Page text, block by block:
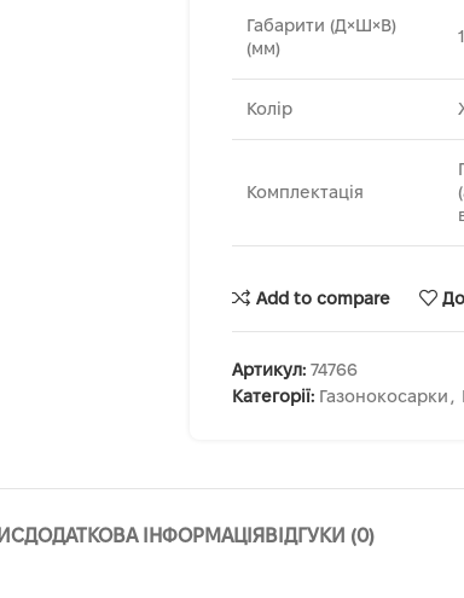
Габарити (Д×Ш×В)
(мм)
Колір
Комплектація
Add to compare
Артикул: 74766
Категорії: Газонокосарки ,
ДОДАТКОВА ІНФОРМАЦІЯ ВІДГУКИ (0)